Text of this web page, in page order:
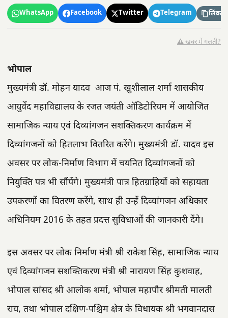
WhatsApp Facebook Twitter Telegram लिंक
⚠️ खबर में गलती?
भोपाल
मुख्यमंत्री डॉ. मोहन यादव आज पं. खुशीलाल शर्मा शासकीय
आयुर्वेद महाविद्यालय के रजत जयंती ऑडिटोरियम में आयोजित
सामाजिक न्याय एवं दिव्यांगजन सशक्तिकरण कार्यक्रम में
दिव्यांगजनों को हितलाभ वितरित करेंगे। मुख्यमंत्री डॉ. यादव इस
अवसर पर लोक-निर्माण विभाग में चयनित दिव्यांगजनों को
नियुक्ति पत्र भी सौंपेंगे। मुख्यमंत्री पात्र हितग्राहियों को सहायता
उपकरणों का वितरण करेंगे, साथ ही उन्हें दिव्यांगजन अधिकार
अधिनियम 2016 के तहत प्रदत्त सुविधाओं की जानकारी देंगे।
इस अवसर पर लोक निर्माण मंत्री श्री राकेश सिंह, सामाजिक न्याय
एवं दिव्यांगजन सशक्तिकरण मंत्री श्री नारायण सिंह कुशवाह,
भोपाल सांसद श्री आलोक शर्मा, भोपाल महापौर श्रीमती मालती
राय, तथा भोपाल दक्षिण-पश्चिम क्षेत्र के विधायक श्री भगवानदास